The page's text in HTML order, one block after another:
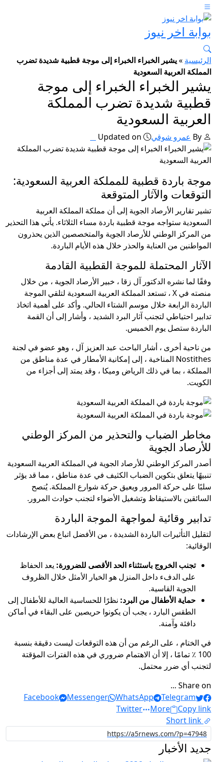
بوابة اخر نيوز
الرئيسية »يشير الخبراء الخبراء إلى موجة قطبية شديدة تضرب
المملكة العربية السعودية
يشير الخبراء الخبراء إلى موجة
قطبية شديدة تضرب المملكة
العربية السعودية
By عمرو شوقي Updated on
موجة باردة قطبية للمملكة العربية السعودية:
التوقعات والآثار المتوقعة
تشير تقارير الأرصاد الجوية إلى أن مملكة المملكة العربية
السعودية ستواجه موجة قطبية باردة مساء الثلاثاء. يأتي هذا التحذير
من المركز الوطني للأرصاد الجوية والمتخصصين الذين يحذرون
المواطنين من العناية والحذر خلال هذه الأيام الباردة.
الآثار المحتملة للموجة القطبية القادمة
وفقًا لما نشره الدكتور آل زقا ، خبير الأرصاد الجوية ، من خلال
منصته في X ، تستعد المملكة العربية السعودية لتلقي الموجة
الباردة الرابعة خلال موسم الشتاء الحالي. وأكد على أهمية اتخاذ
تدابير احتياطي لتجنب آثار البرد الشديد ، وأشار إلى أن القمة
الباردة ستصل يوم الخميس.
من ناحية أخرى ، أشار الباحث عبد العزيز آل ، وهو عضو في لجنة
Nostithes المناخية ، إلى إمكانية الأمطار في عدة مناطق من
المملكة ، بما في ذلك الرياض وميكا ، وقد يمتد إلى أجزاء من
الكويت.
مخاطر الضباب والتحذير من المركز الوطني
للأرصاد الجوية
أصدر المركز الوطني للأرصاد الجوية في المملكة العربية السعودية
تنبيهًا يتعلق بتكوين الضباب الكثيف في عدة مناطق ، مما قد يؤثر
سلبًا على حركة المرور ويعيق حركة شوارع المملكة. يُنصح
السائقين بالاستيقاظ وتشغيل الأضواء لتجنب حوادث المرور.
تدابير وقائية لمواجهة الموجة الباردة
لتقليل التأثيرات الباردة الشديدة ، من الأفضل اتباع بعض الإرشادات
الوقائية:
تجنب الخروج باستثناء الحد الأقصى للضرورة: يعد الحفاظ
على الدفء داخل المنزل هو الخيار الأمثل خلال الظروف
الجوية القاسية.
حماية الأطفال من البرد: نظرًا للحساسية العالية للأطفال إلى
الطقس البارد ، يجب أن يكونوا حريصين على البقاء في أماكن
دافئة وآمنة.
في الختام ، على الرغم من أن هذه التوقعات ليست دقيقة بنسبة
100 ٪ تمامًا ، إلا أن الاهتمام ضروري في هذه الفترات المؤقتة
لتجنب أي ضرر محتمل.
Share on ...
Facebook
Messenger WhatsApp
Telegram
Twitter
More
Copy link
Short link
جديد الأخبار